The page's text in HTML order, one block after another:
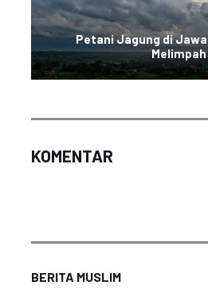
Petani Jagung di
Melimpah
KOMENTAR
BERITA MUSLIM